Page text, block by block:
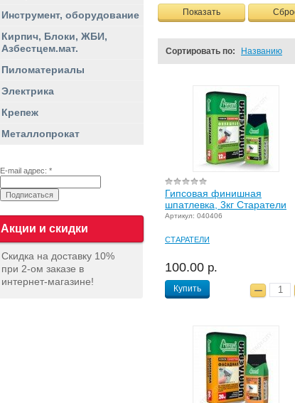
Инструмент, оборудование
Кирпич, Блоки, ЖБИ,
Азбестцем.мат.
Пиломатериалы
Электрика
Крепеж
Металлопрокат
E-mail адрес: *
Акции и скидки
Скидка на доставку 10%
при 2-ом заказе в
интернет-магазине!
Показать
Сортировать по: Названию
Гипсовая финишная
шпатлевка, 3кг Старатели
Артикул: 040406
СТАРАТЕЛИ
100.00 р.
Купить